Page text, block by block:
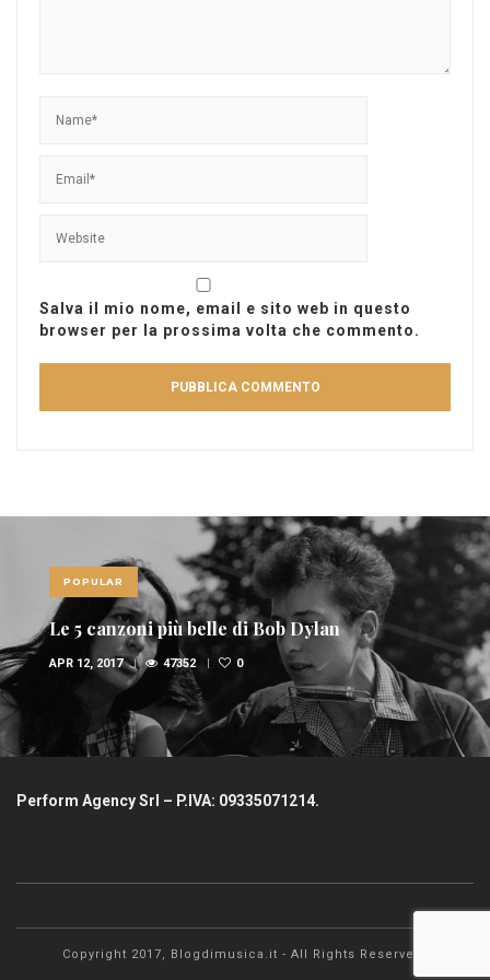
Salva il mio nome, email e sito web in questo
browser per la prossima volta che commento.
POPULAR
Le 5 canzoni più belle di Bob Dylan
APR 12, 2017 47352 0
Perform Agency Srl – P.IVA: 09335071214.
Copyright 2017, Blogdimusica.it - All Rights Reserved.